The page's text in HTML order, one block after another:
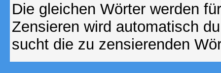
Die gleichen Wörter werden
Zensieren wird automatisch
sucht die zu zensierenden